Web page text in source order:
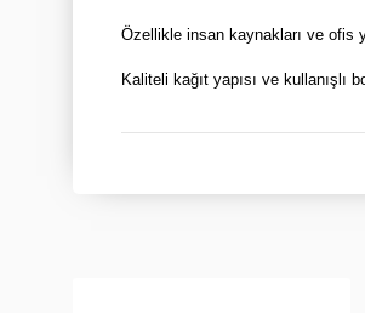
Özellikle insan kaynakları ve ofis
Kaliteli kağıt yapısı ve kullanışlı